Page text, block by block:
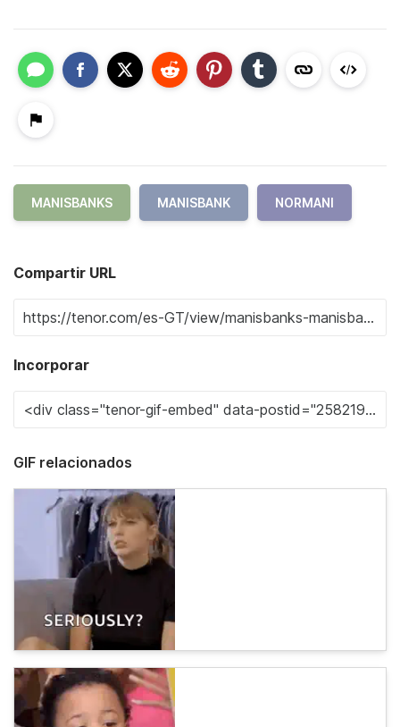
MANISBANKS MANISBANK NORMANI
Compartir URL
Incorporar
GIF relacionados